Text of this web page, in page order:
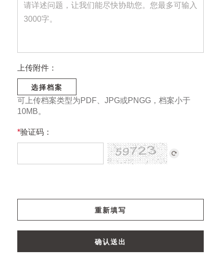
上传附件：
选择档案
可上传档案类型为PDF、JPG或PNGG，档案小于
10MB。
*验证码：